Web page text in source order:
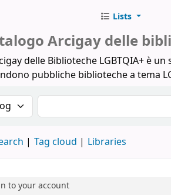
Lists
Arcigay delle
delle Biblioteche LGBTQIA+ è
pubbliche biblioteche a tema
by:Search the catalog
Tag cloud Libraries
to your account